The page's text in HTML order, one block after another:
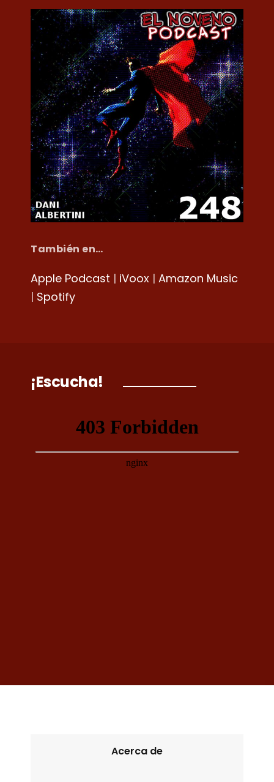
También en…
Apple Podcast | iVoox | Amazon Music
| Spotify
¡Escucha!
Acerca de